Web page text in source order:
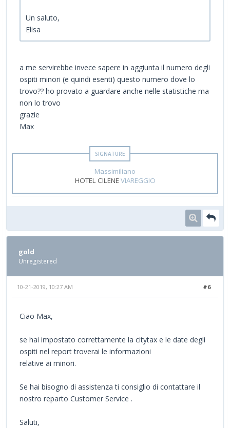
Un saluto,
Elisa
a me servirebbe invece sapere in aggiunta il numero degli
ospiti minori (e quindi esenti) questo numero dove lo
trovo?? ho provato a guardare anche nelle statistiche ma
non lo trovo
grazie
Max
Massimiliano
HOTEL CILENEVIAREGGIO
gold
Unregistered
#6
10-21-2019, 10:27 AM
Ciao Max,
se hai impostato correttamente la citytax e le date degli
ospiti nel report troverai le informazioni
relative ai minori.
Se hai bisogno di assistenza ti consiglio di contattare il
nostro reparto Customer Service .
Saluti,